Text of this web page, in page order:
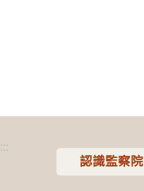
:::
認識監察院